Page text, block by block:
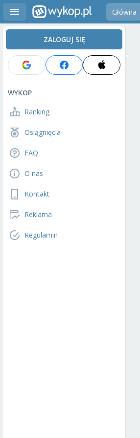
Główna
ZALOGUJ SIĘ
WYKOP
Ranking
Osiągnięcia
FAQ
O nas
Kontakt
Reklama
Regulamin